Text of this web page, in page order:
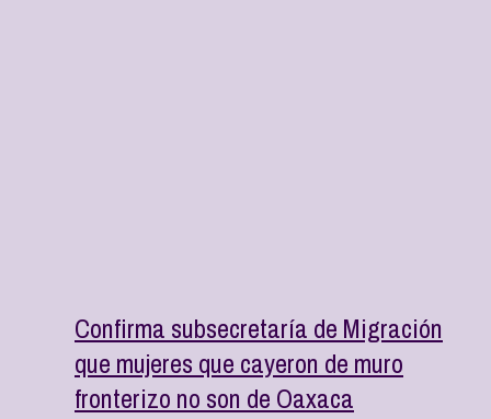
Confirma subsecretaría de Migración
que mujeres que cayeron de muro
fronterizo no son de Oaxaca